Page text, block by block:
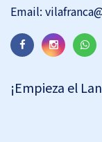
Email:
¡Empieza el